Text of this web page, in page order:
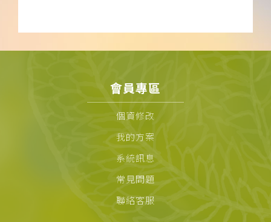
會員專區
個資修改
我的方案
系統訊息
常見問題
聯絡客服